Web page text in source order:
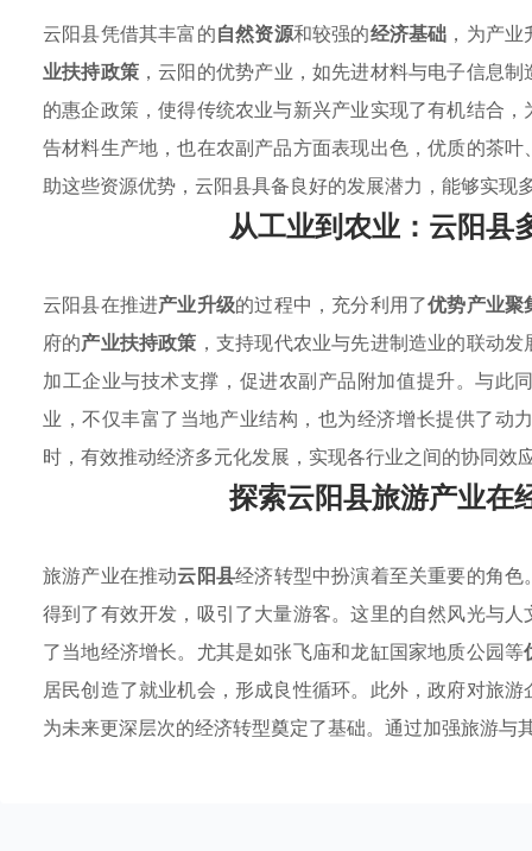
云阳县凭借其丰富的自然资源和较强的经济基础 ，为产
业扶持政策 ，云阳的优势产业，如先进材料与电子信息
的惠企政策，使得传统农业与新兴产业实现了有机结合
告材料生产地，也在农副产品方面表现出色，优质的茶
助这些资源优势，云阳县具备良好的发展潜力，能够实现
从工业到农业：云阳县
云阳县在推进产业升级的过程中，充分利用了优势产业聚
府的产业扶持政策 ，支持现代农业与先进制造业的联动
加工企业与技术支撑，促进农副产品附加值提升。与此
业，不仅丰富了当地产业结构，也为经济增长提供了动
时，有效推动经济多元化发展，实现各行业之间的协同效
探索云阳县旅游产业在
旅游产业在推动云阳县经济转型中扮演着至关重要的角
得到了有效开发，吸引了大量游客。这里的自然风光与
了当地经济增长。尤其是如张飞庙和龙缸国家地质公园等
居民创造了就业机会，形成良性循环。此外，政府对旅游
为未来更深层次的经济转型奠定了基础。通过加强旅游